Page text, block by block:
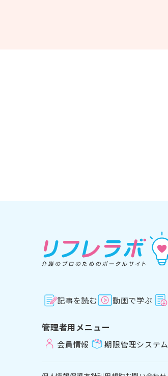
記事を読む 動画で学ぶ
管理者用メニュー
会員情報 期限管理システム